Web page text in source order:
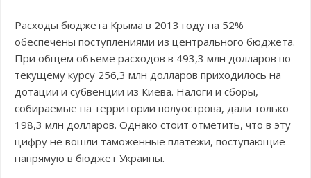
Расходы бюджета Крыма в 2013 году на 52%
обеспечены поступлениями из центрального бюджета.
При общем объеме расходов в 493,3 млн долларов по
текущему курсу 256,3 млн долларов приходилось на
дотации и субвенции из Киева. Налоги и сборы,
собираемые на территории полуострова, дали только
198,3 млн долларов. Однако стоит отметить, что в эту
цифру не вошли таможенные платежи, поступающие
напрямую в бюджет Украины.